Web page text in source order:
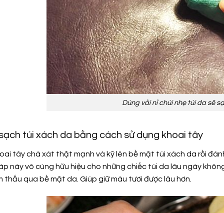
Dùng vải nỉ chùi nhẹ túi da sẽ
túi xách da bằng cách sử dụng khoai tây
tây chà xát thật mạnh và kỹ lên bề mặt túi xách da rồi
này vô cùng hữu hiệu cho những chiếc túi da lâu ngày
thấu qua bề mặt da. Giúp giữ màu tươi được lâu hơn.